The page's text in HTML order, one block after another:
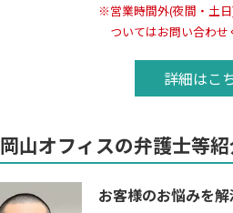
※営業時間外(夜間・土
ついてはお問い合わせ
詳細はこ
岡山オフィスの弁護士等
お客様のお悩みを